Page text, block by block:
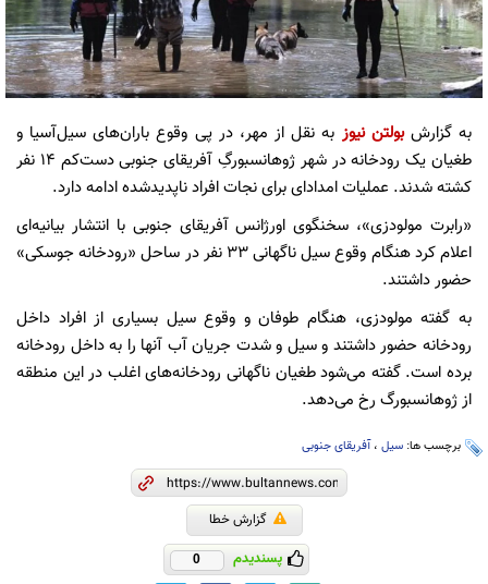
به گزارشبولتن نیوز به نقل از مهر، در پی وقوع باران‌های سیل‌آسیا و
طغیان یک رودخانه در شهر ژوهانسبورگِ آفریقای جنوبی دست‌کم ۱۴ نفر
کشته شدند. عملیات امدادای برای نجات افراد ناپدیدشده ادامه دارد.
«رابرت مولودزی»، سخنگوی اورژانس آفریقای جنوبی با انتشار بیانیه‌ای
اعلام کرد هنگام وقوع سیل ناگهانی ۳۳ نفر در ساحل «رودخانه جوسکی»
حضور داشتند.
به گفته مولودزی، هنگام طوفان و وقوع سیل بسیاری از افراد داخل
رودخانه حضور داشتند و سیل و شدت جریان آب آنها را به داخل رودخانه
برده است. گفته می‌شود طغیان ناگهانی رودخانه‌های اغلب در این منطقه
از ژوهانسبورگ رخ می‌دهد.
برچسب ها: سیل ،آفریقای جنوبی
گزارش خطا
پسندیدم 0